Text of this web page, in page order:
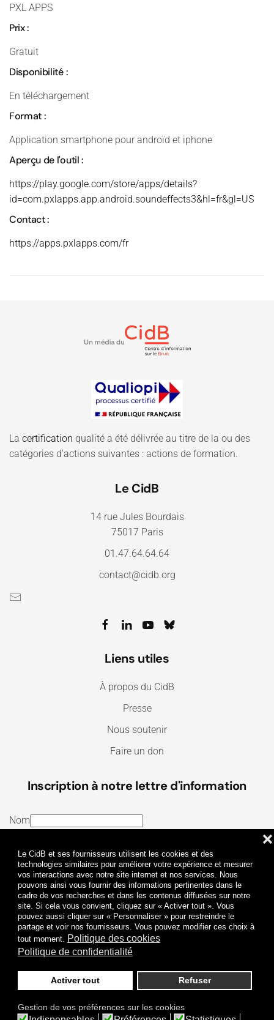
Le CidB et ses fournisseurs utilisent les cookies et des
technologies similaires pour améliorer votre expérience et mesurer
vos interactions avec notre site internet et nos services. Nous
pouvons ainsi vous fournir des informations pertinentes dans le
cadre de vos recherches et dans les contenus diffusées sur notre
site. Si cela vous convient, cliquez sur « Activer tout ». Vous
pouvez aussi cliquer sur « Personnaliser » pour restreindre le
partage et voir nos fournisseurs. Vous pouvez modifier ces choix à
tout moment. Politique des cookies
Politique de confidentialité
Activer tout Refuser
❌
Gestion de vos préférences sur les cookies
PXL APPS
Prix :
Gratuit
Disponibilité :
En téléchargement
Format :
Application smartphone pour androïd et iphone
Aperçu de l'outil :
https://play.google.com/store/apps/details?
id=com.pxlapps.app.android.soundeffects3&hl=fr&gl=US
Contact :
https://apps.pxlapps.com/fr
La certification qualité a été délivrée au titre de la ou des
catégories d'actions suivantes : actions de formation.
Le CidB
14 rue Jules Bourdais
75017 Paris
01.47.64.64.64
contact@cidb.org
Liens utiles
À propos du CidB
Presse
Nous soutenir
Faire un don
Inscription à notre lettre d'information
Nom
J’ai lu et j’accepte lesTermes et conditionset la
Politique de confidentialité
Je m'abonne